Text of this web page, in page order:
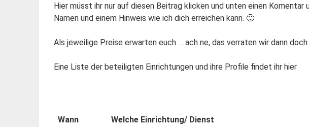
Hier müsst ihr nur auf diesen Beitrag klicken und unten einen
Namen und einem Hinweis wie ich dich erreichen kann. 🙂
Als jeweilige Preise erwarten euch … ach ne, das verraten wir dann
Eine Liste der beteiligten Einrichtungen und ihre Profile findet ihr hier
Wann Welche Einrichtung/ Dienst